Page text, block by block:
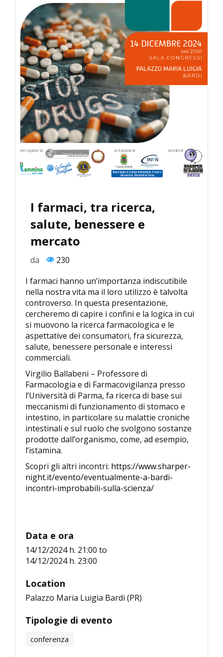
I farmaci, tra ricerca,
salute, benessere e
mercato
da
230
I farmaci hanno un’importanza indiscutibile
nella nostra vita ma il loro utilizzo è talvolta
controverso. In questa presentazione,
cercheremo di capire i confini e la logica in cui
si muovono la ricerca farmacologica e le
aspettative dei consumatori, fra sicurezza,
salute, benessere personale e interessi
commerciali.
Virgilio Ballabeni – Professore di
Farmacologia e di Farmacovigilanza presso
l’Università di Parma, fa ricerca di base sui
meccanismi di funzionamento di stomaco e
intestino, in particolare su malattie croniche
intestinali e sul ruolo che svolgono sostanze
prodotte dall’organismo, come, ad esempio,
l’istamina.
Scopri gli altri incontri: https://www.sharper-
night.it/evento/eventualmente-a-bardi-
incontri-improbabili-sulla-scienza/
Data e ora
14/12/2024 h. 21:00 to
14/12/2024 h. 23:00
Location
Palazzo Maria Luigia Bardi (PR)
Tipologie di evento
conferenza